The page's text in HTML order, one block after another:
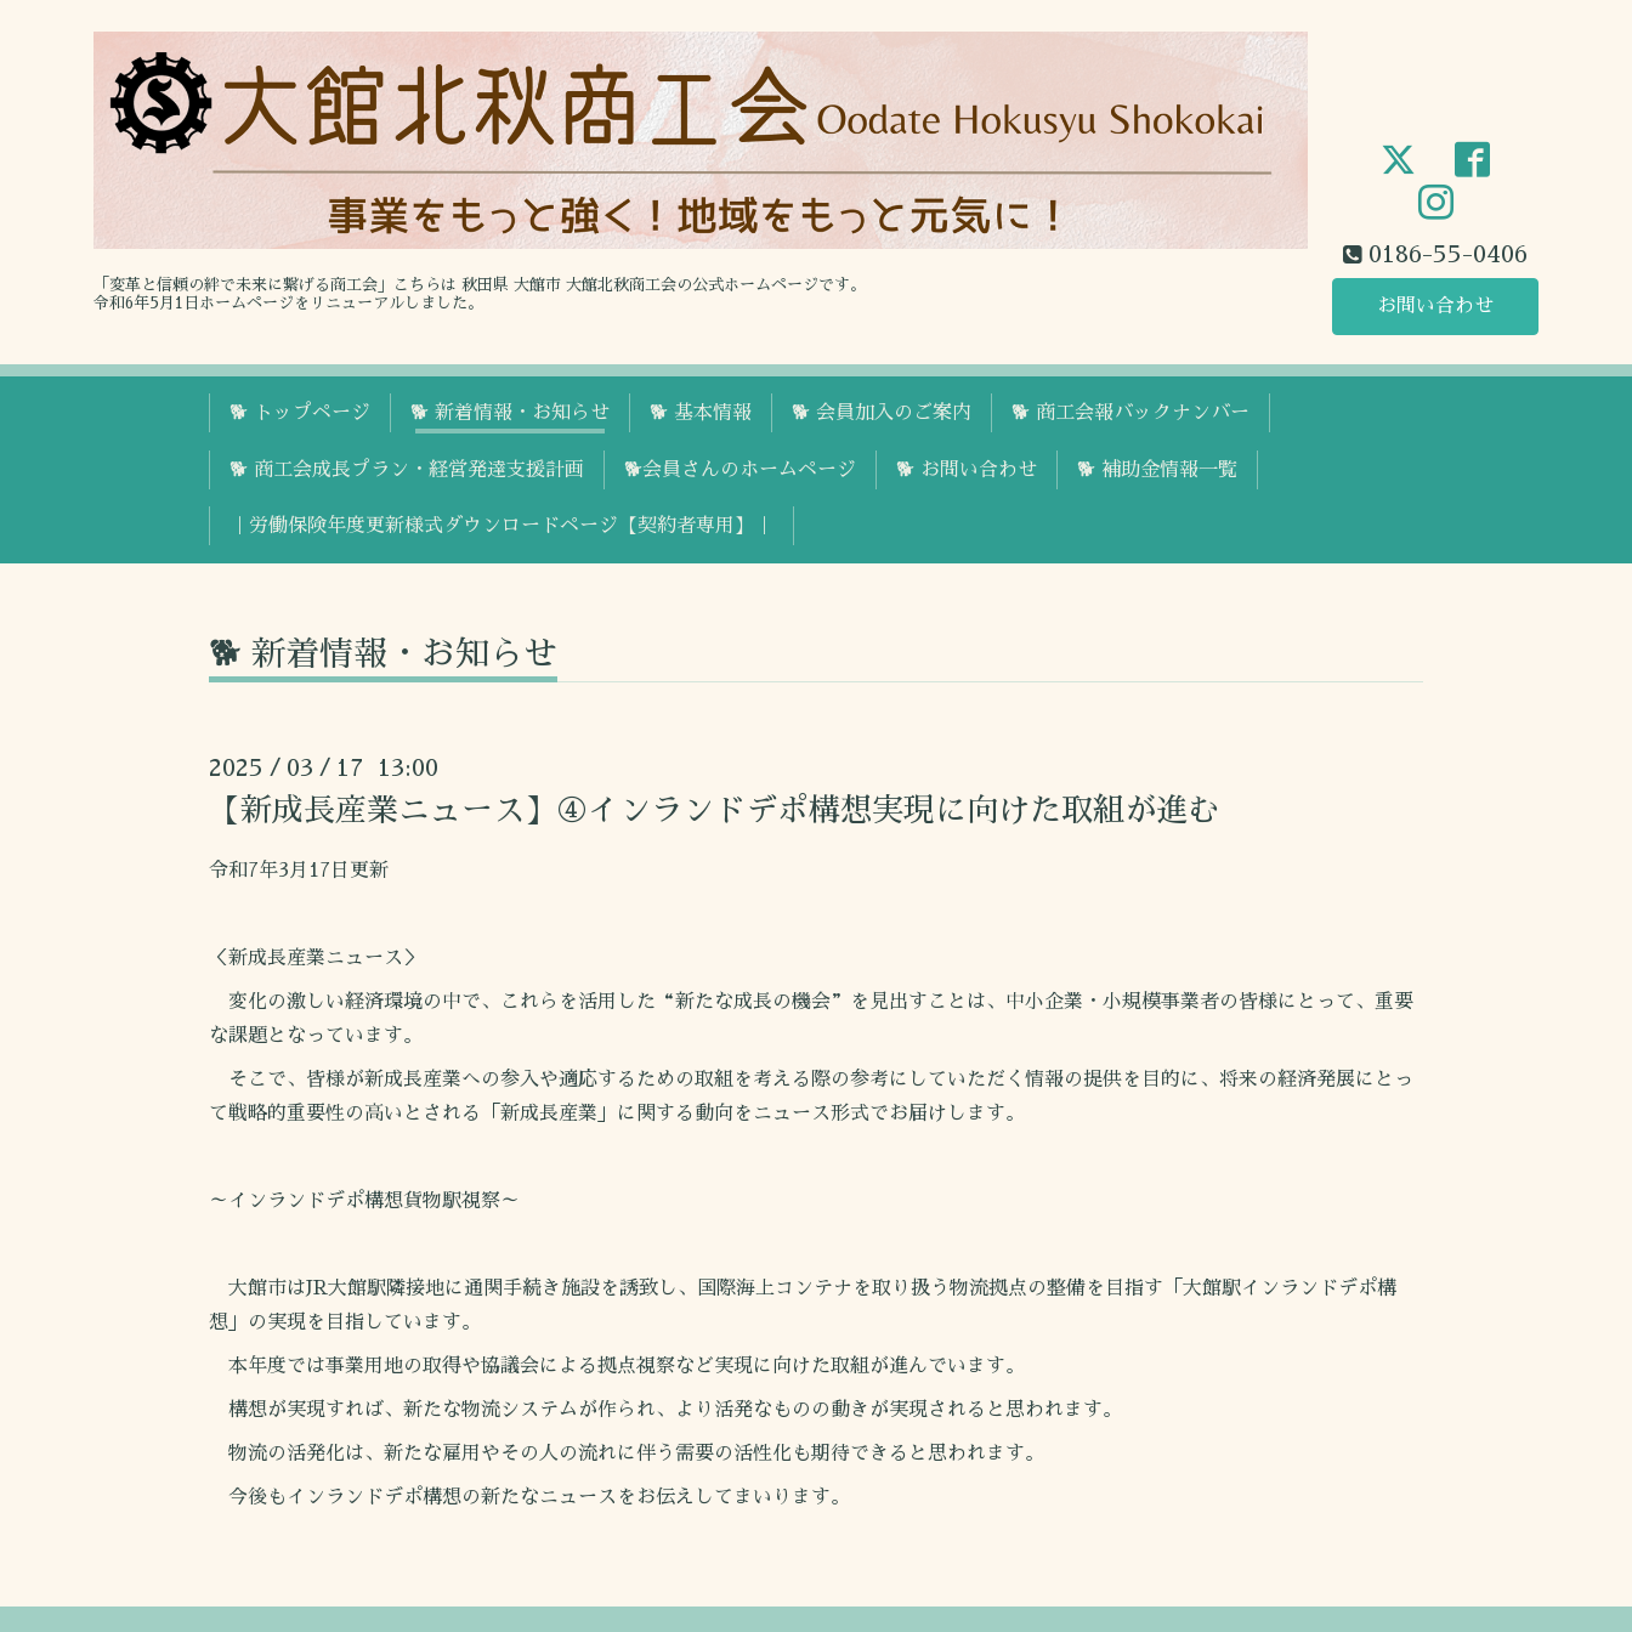
「変革と信頼の絆で未来に繋げる商工会」こちらは 秋田県 大館市 大館北秋商工会の公式ホームページです。
令和6年5月1日ホームページをリニューアルしました。
0186-55-0406
お問い合わせ
🐕 トップページ 🐕 新着情報・お知らせ 🐕 基本情報 🐕 会員加入のご案内 🐕 商工会報バックナンバー
🐕 商工会成長プラン・経営発達支援計画 🐕会員さんのホームページ 🐕 お問い合わせ 🐕 補助金情報一覧
｜労働保険年度更新様式ダウンロードページ【契約者専用】｜
🐕 新着情報・お知らせ
2025 / 03 / 17 13:00
【新成長産業ニュース】④インランドデポ構想実現に向けた取組が進む
令和7年3月17日更新
＜新成長産業ニュース＞
変化の激しい経済環境の中で、これらを活用した“新たな成長の機会”を見出すことは、中小企業・小規模事業者の皆様にとって、重要
な課題となっています。
そこで、皆様が新成長産業への参入や適応するための取組を考える際の参考にしていただく情報の提供を目的に、将来の経済発展にとっ
て戦略的重要性の高いとされる「新成長産業」に関する動向をニュース形式でお届けします。
～インランドデポ構想貨物駅視察～
大館市はJR大館駅隣接地に通関手続き施設を誘致し、国際海上コンテナを取り扱う物流拠点の整備を目指す「大館駅インランドデポ構
想」の実現を目指しています。
本年度では事業用地の取得や協議会による拠点視察など実現に向けた取組が進んでいます。
構想が実現すれば、新たな物流システムが作られ、より活発なものの動きが実現されると思われます。
物流の活発化は、新たな雇用やその人の流れに伴う需要の活性化も期待できると思われます。
今後もインランドデポ構想の新たなニュースをお伝えしてまいります。